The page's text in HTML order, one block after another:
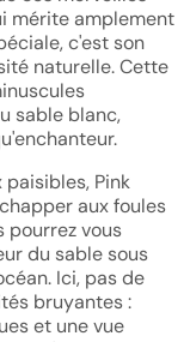
mérite amplement
c'est son
naturelle. Cette
sable blanc,
Pink
aux foules
pourrez vous
du sable sous
Ici, pas de
bruyantes :
et une vue